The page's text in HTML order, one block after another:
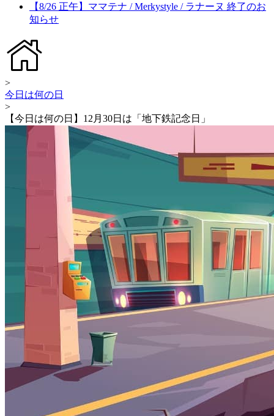
【8/26 正午】ママテナ / Merkystyle / ラナーヌ 終了のお
知らせ
>
今日は何の日
>
【今日は何の日】12月30日は「地下鉄記念日」